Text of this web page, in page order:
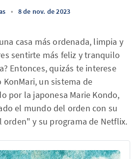
• 8 de nov. de 2023
casa más ordenada, limpia y
sentirte más feliz y tranquilo
Entonces, quizás te interese
un sistema de
por la japonesa Marie Kondo,
el mundo del orden con su
orden" y su programa de Netflix.